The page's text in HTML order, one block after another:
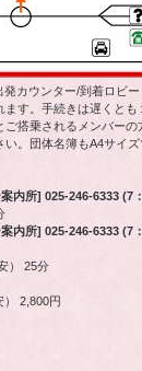
発カウンター/到着ロビー
す。手続きは遅くと
搭乗されるメンバー
。団体名簿もA4サイズ
内所] 025-246-6333 (7
内所] 025-246-6333 (7
） 25分
2,800円